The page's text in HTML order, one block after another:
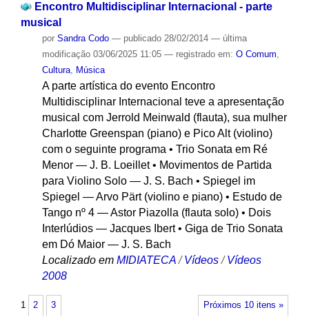
Encontro Multidisciplinar Internacional - parte
musical
por Sandra Codo — publicado28/02/2014 — última
modificação03/06/2025 11:05 — registrado em: O Comum,
Cultura, Música
A parte artística do evento Encontro
Multidisciplinar Internacional teve a apresentação
musical com Jerrold Meinwald (flauta), sua mulher
Charlotte Greenspan (piano) e Pico Alt (violino)
com o seguinte programa • Trio Sonata em Ré
Menor — J. B. Loeillet • Movimentos de Partida
para Violino Solo — J. S. Bach • Spiegel im
Spiegel — Arvo Pärt (violino e piano) • Estudo de
Tango nº 4 — Astor Piazolla (flauta solo) • Dois
Interlúdios — Jacques Ibert • Giga de Trio Sonata
em Dó Maior — J. S. Bach
Localizado em MIDIATECA /Vídeos /Vídeos
2008
Próximos 10 itens »
1 2 3